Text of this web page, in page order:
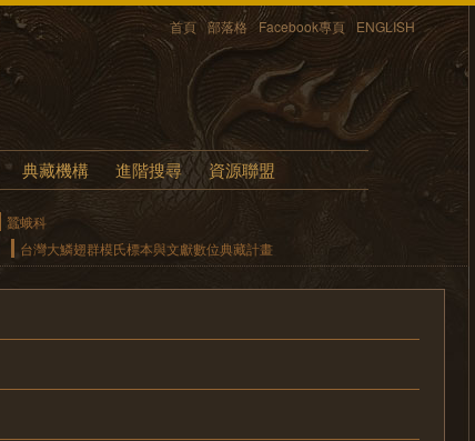
首頁 部落格 Facebook專頁 ENGLISH
典藏機構 進階搜尋 資源聯盟
蠶蛾科
台灣大鱗翅群模氏標本與文獻數位典藏計畫